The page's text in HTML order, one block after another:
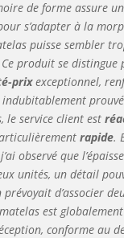
de forme assure
s’adapter à la
puisse sembler
produit se distingue
prixexceptionnel,
le service client est
rapide.
observé que
unités, un détail
prévoyait d’associer
est
conforme au